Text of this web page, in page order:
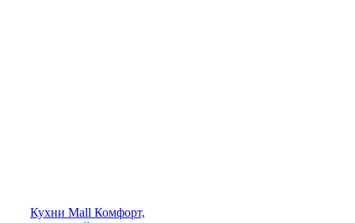
Кухни Mall Комфорт,